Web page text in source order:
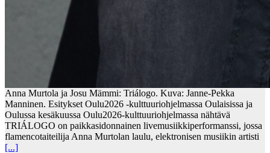
Anna Murtola ja Josu Mämmi: Triálogo. Kuva: Janne-Pekka
Manninen. Esitykset Oulu2026 -kulttuuriohjelmassa Oulaisissa ja
Oulussa kesäkuussa Oulu2026-kulttuuriohjelmassa nähtävä
TRIÁLOGO on paikkasidonnainen livemusiikkiperformanssi, jossa
flamencotaiteilija Anna Murtolan laulu, elektronisen musiikin artisti
[...]